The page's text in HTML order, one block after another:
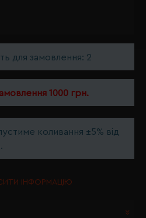
для замовлення: 2
1000 грн.
коливання ±5% від
ІНФОРМАЦІЮ